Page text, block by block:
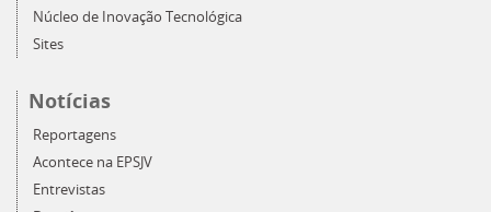
Núcleo de Inovação Tecnológica
Sites
Notícias
Reportagens
Acontece na EPSJV
Entrevistas